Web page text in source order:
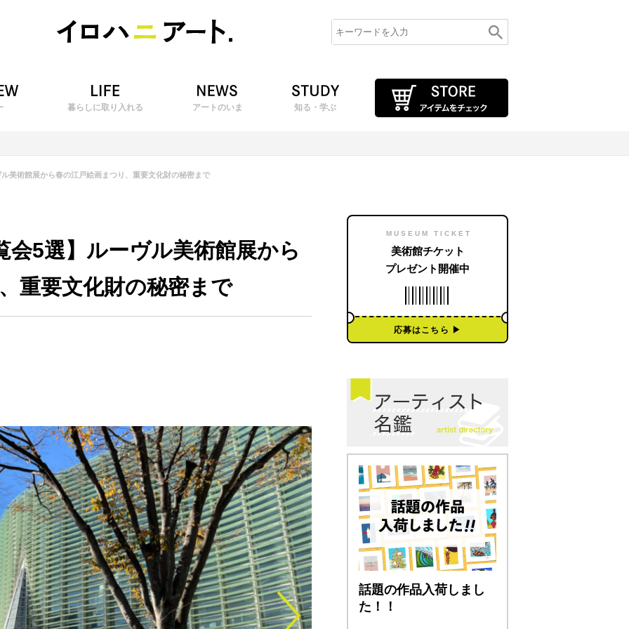
暮らしに取り入れる アートのいま 知る・学ぶ
美術館展から春の江戸絵画まつり、重要文化財の秘密まで
会5選】ルーヴル美術館展から
重要文化財の秘密まで
MUSEUM TICKET
美術館チケット
プレゼント開催中
応募はこちら ▶︎
話題の作品入荷しまし
た！！